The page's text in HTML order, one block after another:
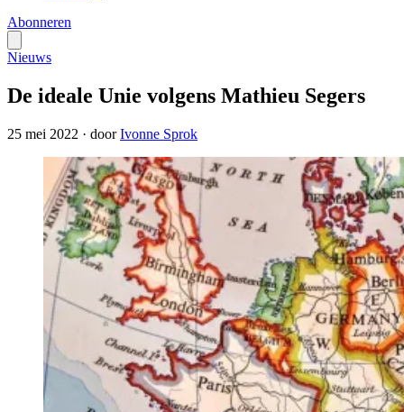
Abonneren
Nieuws
De ideale Unie volgens Mathieu Segers
25 mei 2022 · doorIvonne Sprok